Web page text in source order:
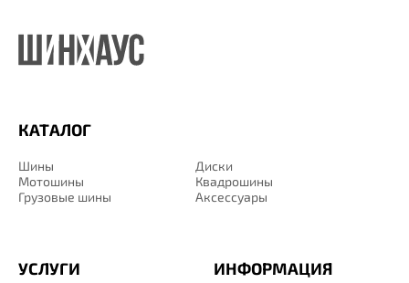
КАТАЛОГ
Шины
Диски
Мотошины
Квадрошины
Грузовые шины
Аксессуары
ИНФОРМАЦИЯ
УСЛУГИ